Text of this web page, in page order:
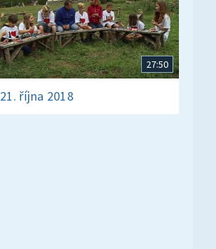
27:50
21. října 2018